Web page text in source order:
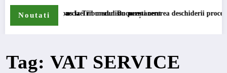
Noutatia accizei în mecanism permanent
STB a depus la Tribunalul București cererea deschiderii procedurii de
Tag: VAT SERVICE